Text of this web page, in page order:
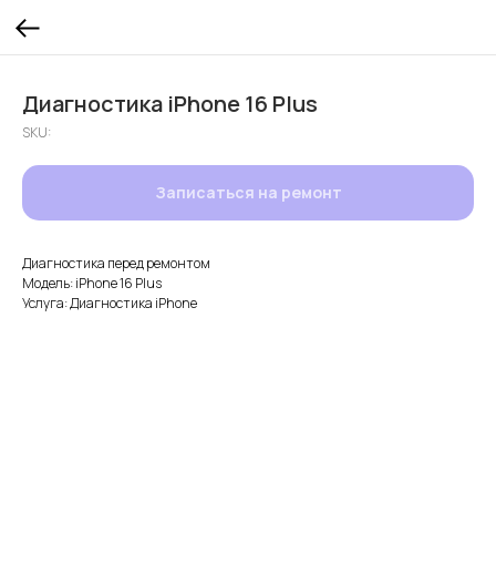
Диагностика iPhone 16 Plus
SKU:
Записаться на ремонт
Диагностика перед ремонтом
Модель: iPhone 16 Plus
Услуга: Диагностика iPhone